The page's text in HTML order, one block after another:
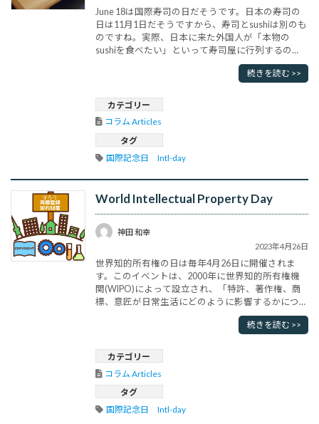
June 18は国際寿司の日だそうです。日本の寿司の
日は11月1日だそうですから、寿司とsushiは別のも
のですね。実際、日本に来た外国人が「本物の
sushiを食べたい」といって寿司屋に行列するの
で、寿司とsushiが別物というのは本当です。実
際、海外でsushiを食べたことのある人は実感して
とpizzaは違いますし、カレーとcurryも違います。
料理･･･
続きを読む >>
カテゴリー
コラム Articles
タグ
国際記念日　Intl-day
World Intellectual Property Day
神田 和幸
2023年4月26日
世界知的所有権の日は毎年4月26日に開催されま
す。このイベントは、2000年に世界知的所有権機
関(WIPO)によって設立され、「特許、著作権、商
標、意匠が日常生活にどのように影響するかについ
ての認識を高め」、「創造性と、世界中の経済と社
会の発展に対するクリエイターやイノベーターの貢
界知的所有権の日として選ばれたのは、1970年に
世界知的所有権機関設立･･･
続きを読む >>
カテゴリー
コラム Articles
タグ
国際記念日　Intl-day